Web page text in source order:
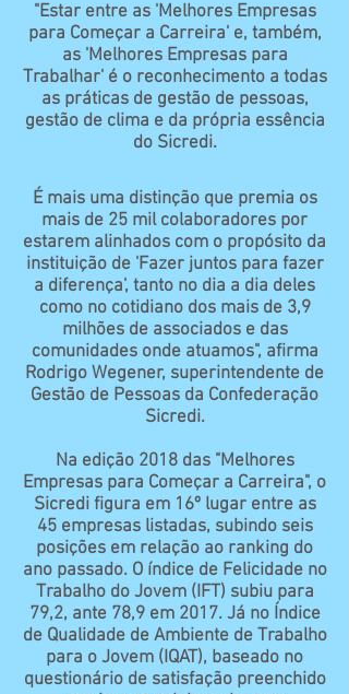
"Estar entre as 'Melhores Empresas
para Começar a Carreira' e, também,
as 'Melhores Empresas para
Trabalhar' é o reconhecimento a todas
as práticas de gestão de pessoas,
gestão de clima e da própria essência
do Sicredi.
É mais uma distinção que premia os
mais de 25 mil colaboradores por
estarem alinhados com o propósito da
instituição de 'Fazer juntos para fazer
a diferença', tanto no dia a dia deles
como no cotidiano dos mais de 3,9
milhões de associados e das
comunidades onde atuamos", afirma
Rodrigo Wegener, superintendente de
Gestão de Pessoas da Confederação
Sicredi.
Na edição 2018 das "Melhores
Empresas para Começar a Carreira", o
Sicredi figura em 16º lugar entre as
45 empresas listadas, subindo seis
posições em relação ao ranking do
ano passado. O índice de Felicidade no
Trabalho do Jovem (IFT) subiu para
79,2, ante 78,9 em 2017. Já no Índice
de Qualidade de Ambiente de Trabalho
para o Jovem (IQAT), baseado no
questionário de satisfação preenchido